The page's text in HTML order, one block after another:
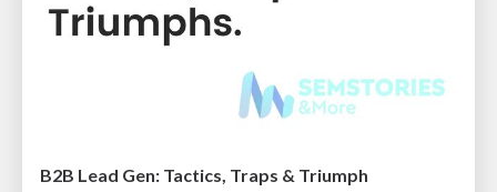
B2B Lead Gen: Tactics, Traps & Triumph